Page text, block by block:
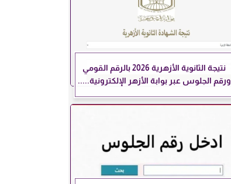
نتيجة الثانوية الأزهرية 2026 بالرقم القومي
ورقم الجلوس عبر بوابة الأزهر الإلكترونية.....